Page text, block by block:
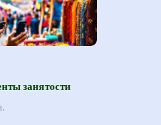
занятости